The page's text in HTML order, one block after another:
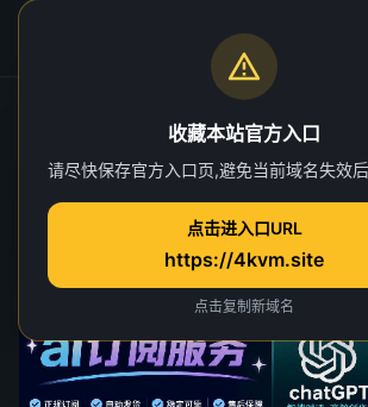
千香
第 10 集
赞( 2)
收藏本站官方入口
请尽快保存官方入口页,避免当前域名失效
点击进入口URL
https://4kvm.site
点击复制新域名